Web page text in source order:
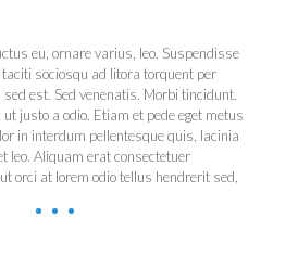
eu, ornare varius, leo. Suspendisse
sociosqu ad litora torquent per
sed est. Sed venenatis. Morbi tincidunt.
justo a odio. Etiam et pede eget metus
in interdum pellentesque quis, lacinia
leo. Aliquam erat consectetuer
orci at lorem odio tellus hendrerit sed,